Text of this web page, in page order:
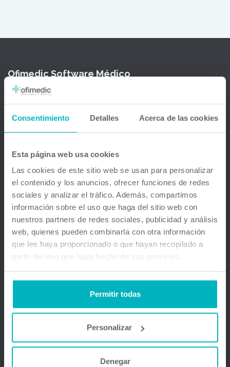
Consentimiento Detalles Acerca de las cookies
Esta página web usa cookies
Las cookies de este sitio web se usan para personalizar
el contenido y los anuncios, ofrecer funciones de redes
sociales y analizar el tráfico. Además, compartimos
información sobre el uso que haga del sitio web con
nuestros partners de redes sociales, publicidad y análisis
web, quienes pueden combinarla con otra información
que les haya proporcionado o que hayan recopilado a
partir del uso que haya hecho de sus servicios.
Permitir todas
Personalizar
Denegar
Ofimedic Software Médico
Soluciones
Gestión médica total
Chipcard & Redsa